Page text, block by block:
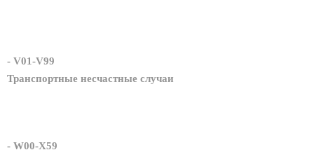
- V01-V99
Транспортные несчастные случаи
- W00-X59